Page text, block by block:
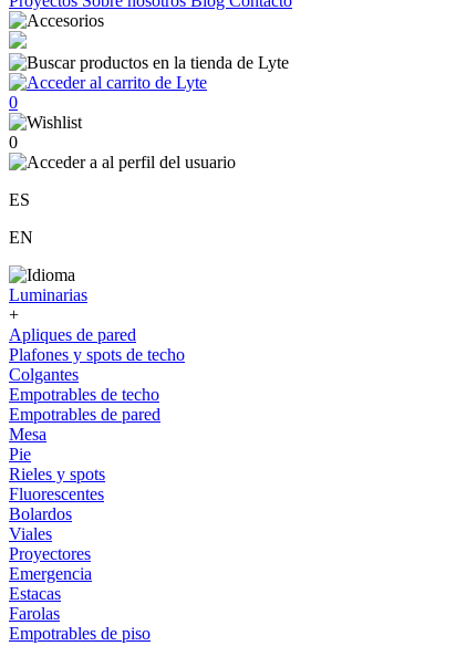
0
0
ES
EN
Luminarias
+
Apliques de pared
Plafones y spots de techo
Colgantes
Empotrables de techo
Empotrables de pared
Mesa
Pie
Rieles y spots
Fluorescentes
Bolardos
Viales
Proyectores
Emergencia
Estacas
Farolas
Empotrables de piso